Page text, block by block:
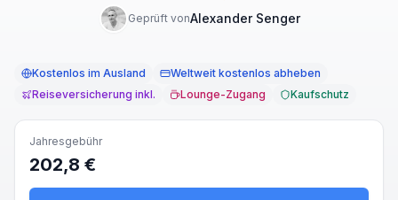
Geprüft vonAlexander Senger
Kostenlos im Ausland
Weltweit kostenlos abheben
Reiseversicherung inkl.
Lounge-Zugang Kaufschutz
Jahresgebühr
202,8 €